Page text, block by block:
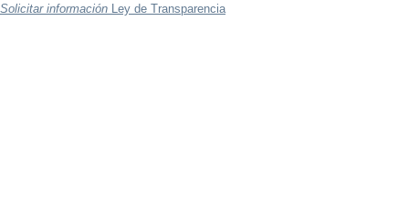
Solicitar información Ley de Transparencia